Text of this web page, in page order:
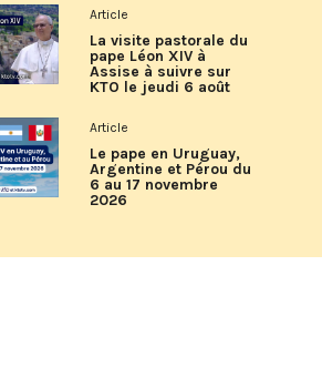
Article
La visite pastorale du
pape Léon XIV à
Assise à suivre sur
KTO le jeudi 6 août
Article
Le pape en Uruguay,
Argentine et Pérou du
6 au 17 novembre
2026